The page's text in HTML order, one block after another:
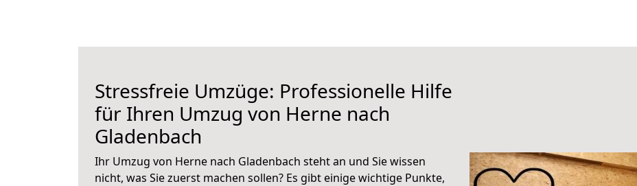
Stressfreie Umzüge: Professionelle Hilfe
für Ihren Umzug von Herne nach
Gladenbach
Ihr Umzug von Herne nach Gladenbach steht an und Sie wissen
nicht, was Sie zuerst machen sollen? Es gibt einige wichtige Punkte,